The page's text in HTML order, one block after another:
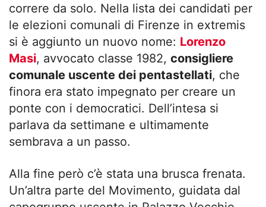
correre da solo. Nella lista dei candidati per
le elezioni comunali di Firenze in extremis
si è aggiunto un nuovo nome: Lorenzo
Masi, avvocato classe 1982, consigliere
comunale uscente dei pentastellati, che
finora era stato impegnato per creare un
ponte con i democratici. Dell’intesa si
parlava da settimane e ultimamente
sembrava a un passo.
Alla fine però c’è stata una brusca frenata.
Un’altra parte del Movimento, guidata dal